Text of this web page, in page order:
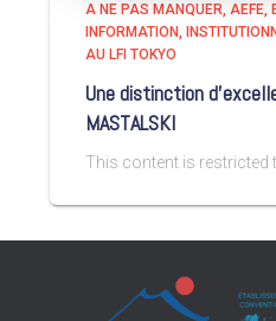
A NE PAS MANQUER AEFE
INFORMATION
AU LFI TOKYO
Une distinction
MASTALSKI
This content is restricted